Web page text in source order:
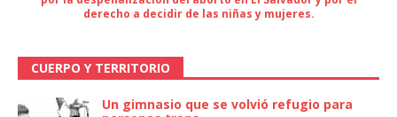
Estas son tres historias consideradas como hitos de la lucha
CUERPO Y TERRITORIO